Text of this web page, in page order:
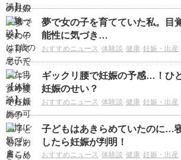
夢で女の子を育てていた私。目
能性に気づき…
おすすめニュース 体験談 健康 妊娠・出産
ギックリ腰で妊娠の予感…！ひ
妊娠のせい？
おすすめニュース 体験談 健康 妊娠・出産
子どもはあきらめていたのに…
したら妊娠が判明！
おすすめニュース 体験談 健康 妊娠・出産